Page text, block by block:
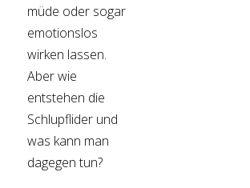
müde oder sogar
emotionslos
wirken lassen.
Aber wie
entstehen die
Schlupflider und
was kann man
dagegen tun?